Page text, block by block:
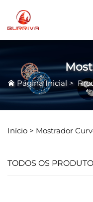
Página Inicial >
Início > Mostrador
TODOS OS